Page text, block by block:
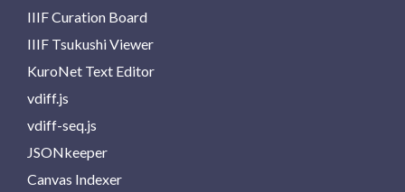
IIIF Curation Board
IIIF Tsukushi Viewer
KuroNet Text Editor
vdiff.js
vdiff-seq.js
JSONkeeper
Canvas Indexer